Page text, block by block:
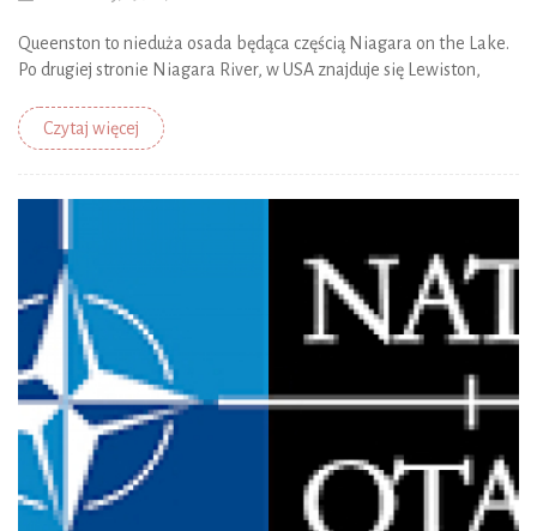
Queenston to nieduża osada będąca częścią Niagara on the Lake.
Po drugiej stronie Niagara River, w USA znajduje się Lewiston,
Czytaj więcej